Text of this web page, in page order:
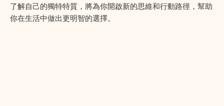
了解自己的獨特特質，將為你開啟新的思維和行動路徑，幫助
你在生活中做出更明智的選擇。